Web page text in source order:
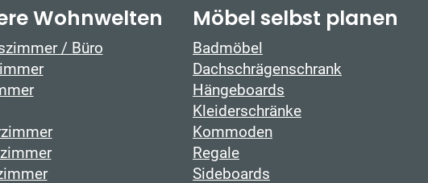
Wohnwelten
/ Büro
Möbel selbst planen
Badmöbel
Dachschrägenschrank
Hängeboards
Kleiderschränke
Kommoden
Regale
Sideboards